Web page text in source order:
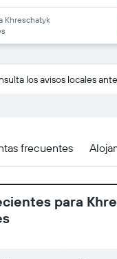
Khreschatyk
los avisos locales
frecuentes
para